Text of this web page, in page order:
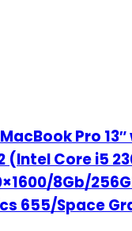
Pro
(Intel Core i5
8Gb/
655/Space